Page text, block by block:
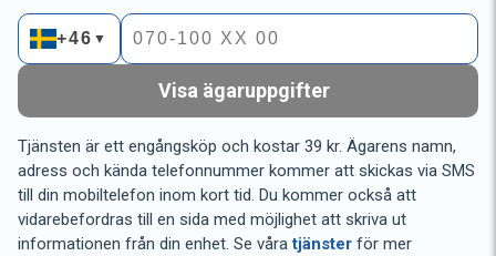
+46 ▼
Visa ägaruppgifter
Tjänsten är ett engångsköp och kostar 39 kr. Ägarens namn,
adress och kända telefonnummer kommer att skickas via SMS
till din mobiltelefon inom kort tid. Du kommer också att
vidarebefordras till en sida med möjlighet att skriva ut
informationen från din enhet. Se våratjänster för mer